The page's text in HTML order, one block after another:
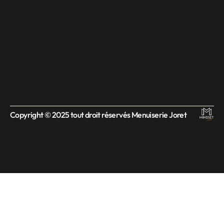
Copyright © 2025 tout droit réservés Menuiserie Joret